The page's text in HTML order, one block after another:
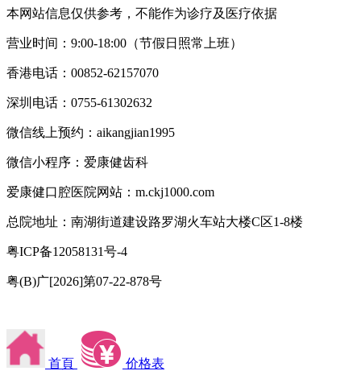
本网站信息仅供参考，不能作为诊疗及医疗依据
营业时间：9:00-18:00（节假日照常上班）
香港电话：00852-62157070
深圳电话：0755-61302632
微信线上预约：aikangjian1995
微信小程序：爱康健齿科
爱康健口腔医院网站：m.ckj1000.com
总院地址：南湖街道建设路罗湖火车站大楼C区1-8楼
粤ICP备12058131号-4
粤(B)广[2026]第07-22-878号
首頁 价格表